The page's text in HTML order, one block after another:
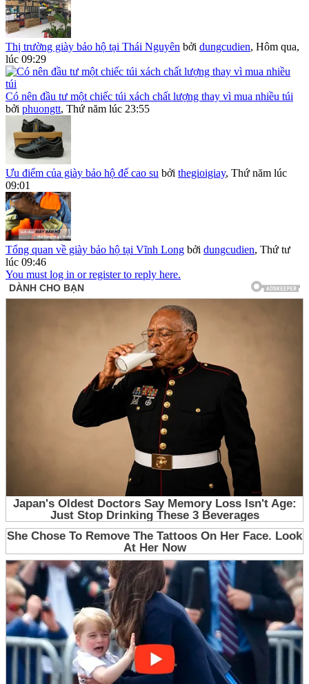
Thị trường giày bảo hộ tại Thái Nguyên bởi dungcudien, Hôm qua,
lúc 09:29
Có nên đầu tư một chiếc túi xách chất lượng thay vì mua nhiều túi
bởi phuongtt, Thứ năm lúc 23:55
Ưu điểm của giày bảo hộ đế cao su bởi thegioigiay, Thứ năm lúc
09:01
Tổng quan về giày bảo hộ tại Vĩnh Long bởi dungcudien, Thứ tư
lúc 09:46
You must log in or register to reply here.